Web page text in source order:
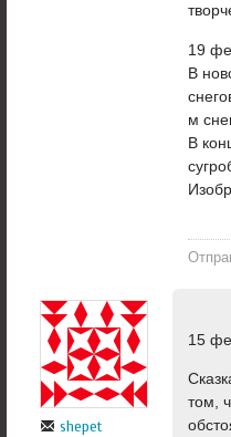
19
В
м
В
shepet
15
том,